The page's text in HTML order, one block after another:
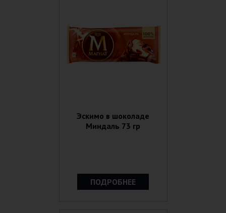
Эскимо в шоколаде
Миндаль 73 гр
ПОДРОБНЕЕ